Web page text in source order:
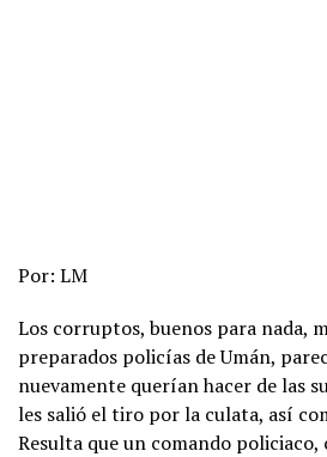
Por: LM
Los corruptos, buenos para nada,
preparados policías de Umán,
nuevamente querían hacer de las
les salió el tiro por la culata, así
Resulta que un comando policiaco,